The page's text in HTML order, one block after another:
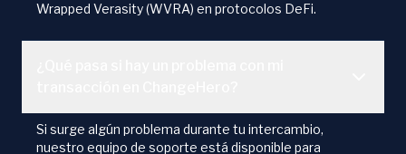
Wrapped Verasity (WVRA) en protocolos DeFi.
Si surge algún problema durante tu intercambio,
nuestro equipo de soporte está disponible para